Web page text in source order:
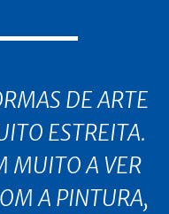
DE ARTE
ESTREITA.
MUITO A VER
A PINTURA,